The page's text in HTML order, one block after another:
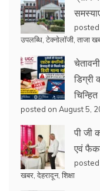
उपलब्धि टेक्नोलॉजी ताजा
डिग्री
चिन्हित
posted on August 5,
पी जी
एवं
खबर देहरादून, शिक्षा